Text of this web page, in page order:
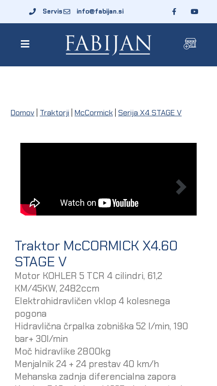
Servis info@fabijan.si
Domov Traktorji McCormick Serija X4 STAGE V
Traktor McCORMICK X4.60
STAGE V
Motor KOHLER 5 TCR 4 cilindri, 61,2
KM/45KW, 2482ccm
Elektrohidravličen vklop 4 kolesnega
pogona
Hidravlična črpalka zobniška 52 l/min, 190
bar+ 30l/min
Moč hidravlike 2800kg
Menjalnik 24 + 24 prestav 40 km/h
Mehanska zadnja diferencialna zapora